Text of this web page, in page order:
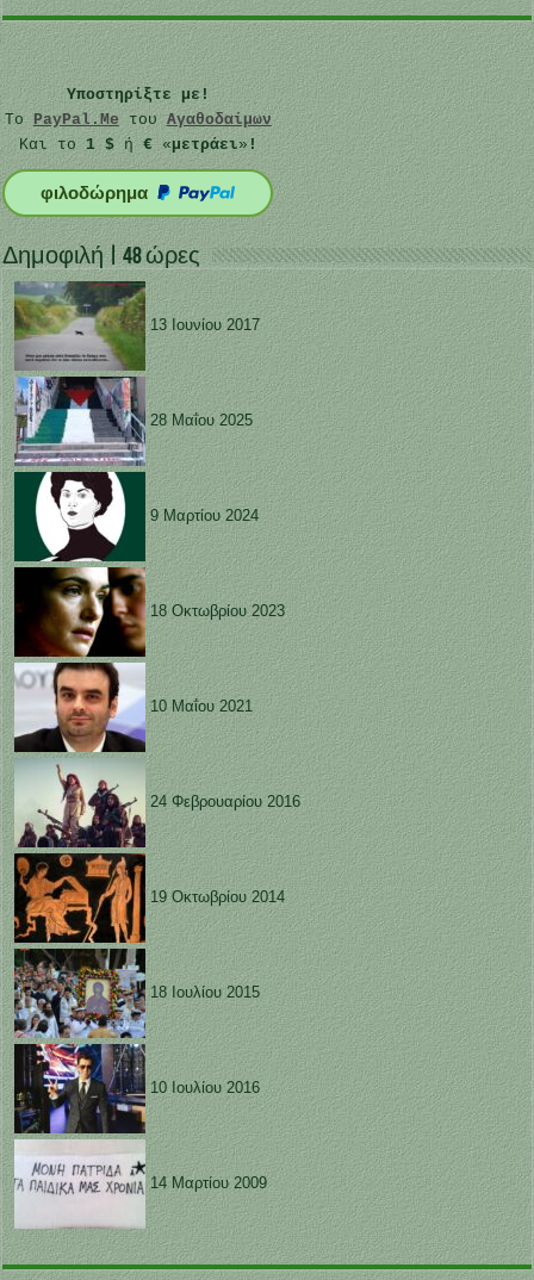
Υποστηρίξτε με!
Το PayPal.Me τουΑγαθοδαίμων
Και το 1 $ ή€«μετράει»!
φιλοδώρημα
Δημοφιλή | 48 ώρες
13 Ιουνίου 2017
28 Μαΐου 2025
9 Μαρτίου 2024
18 Οκτωβρίου 2023
10 Μαΐου 2021
24 Φεβρουαρίου 2016
19 Οκτωβρίου 2014
18 Ιουλίου 2015
10 Ιουλίου 2016
14 Μαρτίου 2009